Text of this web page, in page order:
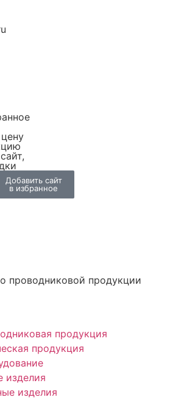
Добавить сайт
в избранное
проводниковой продукции
продукция
продукция
изделия
изделия